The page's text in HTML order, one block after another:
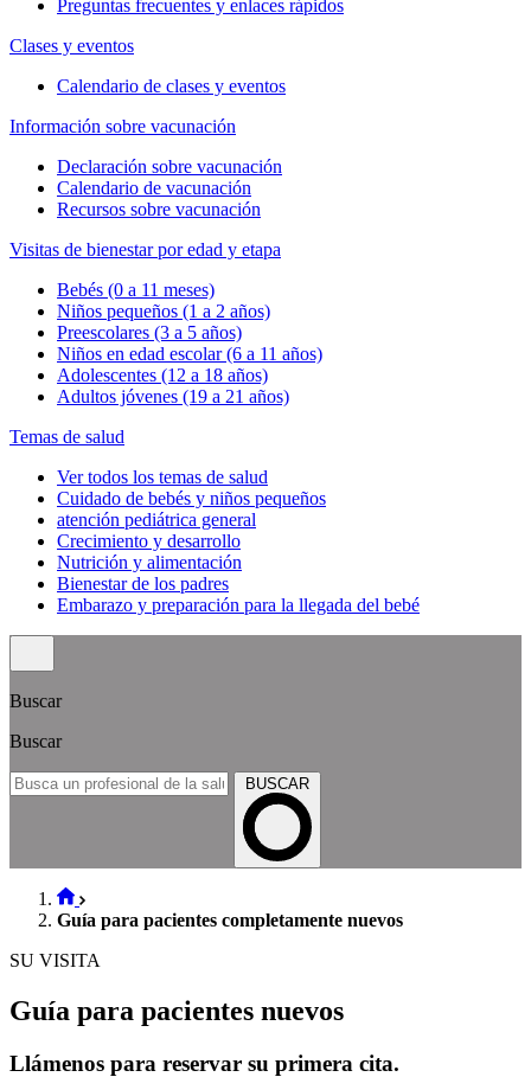
Preguntas frecuentes y enlaces rápidos
Clases y eventos
Calendario de clases y eventos
Información sobre vacunación
Declaración sobre vacunación
Calendario de vacunación
Recursos sobre vacunación
Visitas de bienestar por edad y etapa
Bebés (0 a 11 meses)
Niños pequeños (1 a 2 años)
Preescolares (3 a 5 años)
Niños en edad escolar (6 a 11 años)
Adolescentes (12 a 18 años)
Adultos jóvenes (19 a 21 años)
Temas de salud
Ver todos los temas de salud
Cuidado de bebés y niños pequeños
atención pediátrica general
Crecimiento y desarrollo
Nutrición y alimentación
Bienestar de los padres
Embarazo y preparación para la llegada del bebé
Buscar
Buscar
BUSCAR
Guía para pacientes completamente nuevos
SU VISITA
Guía para pacientes nuevos
Llámenos para reservar su primera cita.